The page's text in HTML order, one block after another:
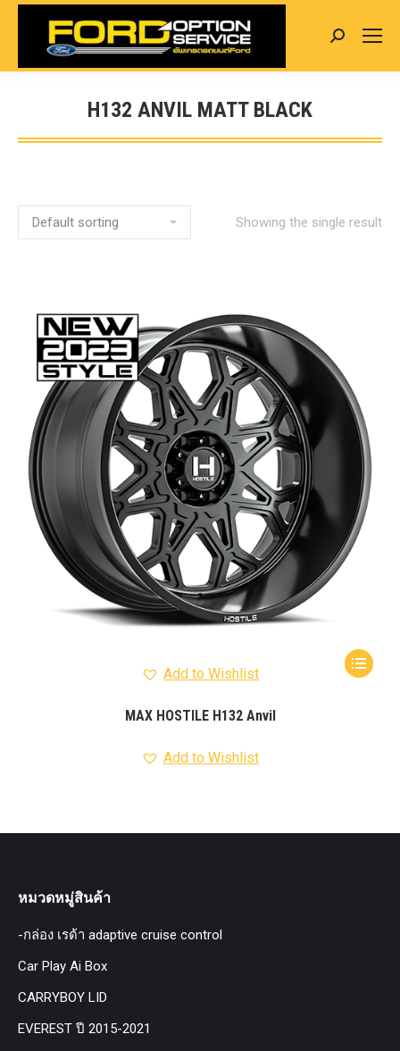
Search:
H132 ANVIL MATT BLACK
You are here:
Showing the single result
Add to Wishlist
MAX HOSTILE H132 Anvil
Add to Wishlist
หมวดหมู่สินค้า
-กล่อง เรด้า adaptive cruise control
Car Play Ai Box
CARRYBOY LID
EVEREST ปี 2015-2021